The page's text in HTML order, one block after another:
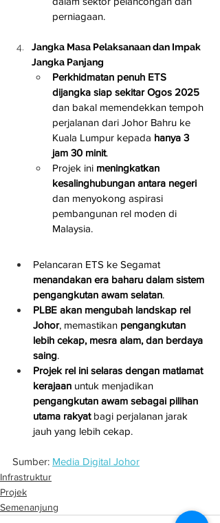
perniagaan.
Jangka Masa Pelaksanaan dan Impak
Jangka Panjang
Perkhidmatan penuh ETS
dijangka siap sekitar Ogos 2025
dan bakal memendekkan tempoh
perjalanan dari Johor Bahru ke
Kuala Lumpur kepada hanya 3
jam 30 minit.
Projek ini meningkatkan
kesalinghubungan antara negeri
dan menyokong aspirasi
pembangunan rel moden di
Malaysia.
Pelancaran ETS ke Segamat
menandakan era baharu dalam sistem
pengangkutan awam selatan.
PLBE akan mengubah landskap rel
Johor, memastikan pengangkutan
lebih cekap, mesra alam, dan berdaya
saing.
Projek rel ini selaras dengan matlamat
kerajaan untuk menjadikan
pengangkutan awam sebagai pilihan
utama rakyat bagi perjalanan jarak
jauh yang lebih cekap.
Sumber: Media Digital Johor
Infrastruktur
Projek
Semenanjung